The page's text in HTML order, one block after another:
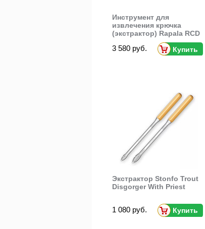
Инструмент для
извлечения крючка
(экстрактор) Rapala RCD
3 580 руб. Купить
Экстрактор Stonfo Trout
Disgorger With Priest
1 080 руб. Купить